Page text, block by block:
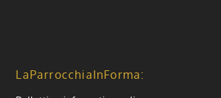
LaParrocchiaInForma: